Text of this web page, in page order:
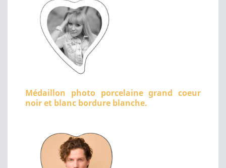
Médaillon photo porcelaine grand coeur
noir et blanc bordure blanche.